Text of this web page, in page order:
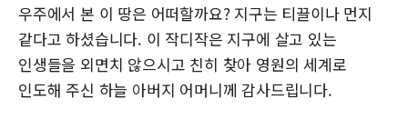
우주에서 본 이 땅은 어떠할까요? 지구는 티끌이나 먼지
같다고 하셨습니다. 이 작디작은 지구에 살고 있는
인생들을 외면치 않으시고 친히 찾아 영원의 세계로
인도해 주신 하늘 아버지 어머니께 감사드립니다.